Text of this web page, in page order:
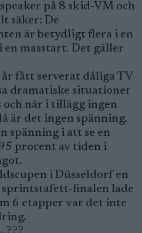
på 8 skid-VM och
säker: De
är betydligt flera i en
masstart. Det gäller
fått serverat dåliga TV-
dramatiske situationer
när i tillägg ingen
är det ingen spänning.
spänning i att se en
procent av tiden i
i Düsseldorf en
sprintstafett-finalen lade
6 etapper var det inte